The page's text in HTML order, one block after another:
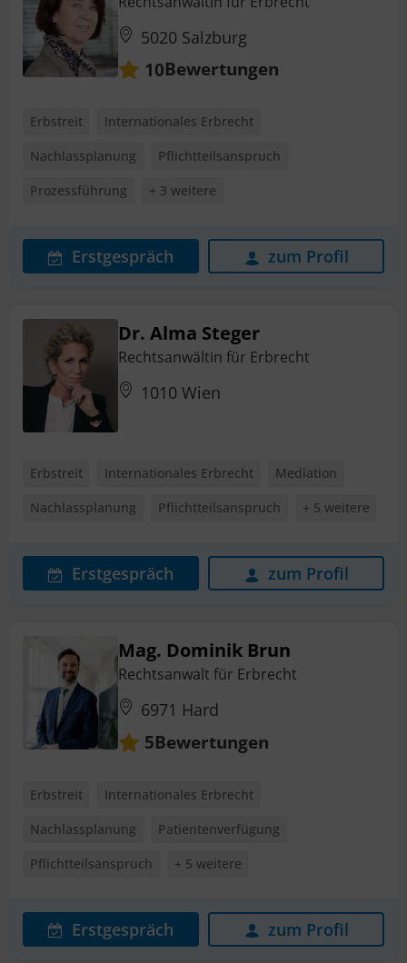
5020 Salzburg
10Bewertungen
Erbstreit
Internationales Erbrecht
Nachlassplanung
Pflichtteilsanspruch
Prozessführung
+ 3 weitere
Erstgespräch zum Profil
Dr. Alma Steger
Rechtsanwältin für Erbrecht
1010 Wien
Erbstreit Internationales Erbrecht
Mediation
Nachlassplanung
Pflichtteilsanspruch + 5 weitere
Erstgespräch zum Profil
Mag. Dominik Brun
Rechtsanwalt für Erbrecht
6971 Hard
5Bewertungen
Erbstreit
Internationales Erbrecht
Nachlassplanung
Patientenverfügung
Pflichtteilsanspruch
+ 5 weitere
Erstgespräch zum Profil